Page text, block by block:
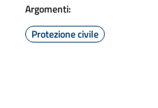
Argomenti:
Protezione civile